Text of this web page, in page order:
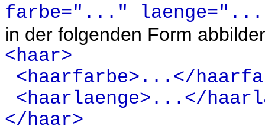
farbe="..."
in der folgenden Form
<haar>
<haarfarbe>...</
<haarlaenge>...</
</haar>